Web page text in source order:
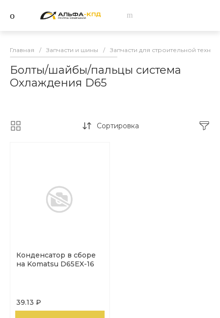
Главная / Запчасти и шины / Запчасти для строительной
Болты/шайбы/пальцы система
Охлаждения D65
Сортировка
Конденсатор в сборе
на Komatsu D65EX-16
39.13 ₽